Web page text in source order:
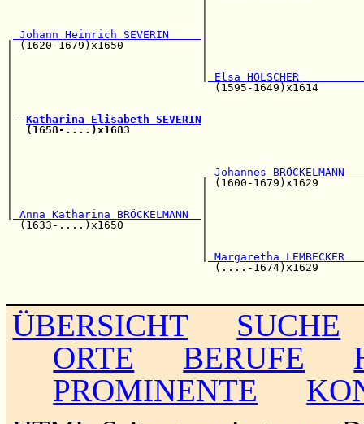
Johann Heinrich SEVERIN
| (1620-1679)x1650            |
Elsa
|                               (1595-
|--Katharina Elisabeth SEVERIN
(1658-....)x1683
Johannes
|                             | (1600-
Anna Katharina BRÖCKELMANN
(1633-....)x1650            |
Margaretha
(....-
ÜBERSICHT
SUCHE
ORTE
BERUFE
PROMINENTE